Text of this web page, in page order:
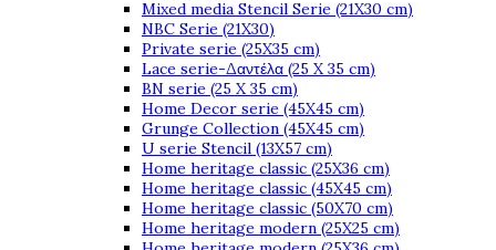
Mixed media Stencil Serie (21X30 cm)
NBC Serie (21X30)
Private serie (25X35 cm)
Lace serie-Δαντέλα (25 X 35 cm)
BN serie (25 X 35 cm)
Home Decor serie (45X45 cm)
Grunge Collection (45X45 cm)
U serie Stencil (13X57 cm)
Home heritage classic (25X36 cm)
Home heritage classic (45X45 cm)
Home heritage classic (50X70 cm)
Home heritage modern (25X25 cm)